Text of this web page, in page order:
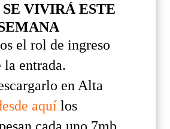
VIVIRÁ ESTE
el rol de ingreso
entrada.
en Alta
aquí los
cada uno 7mb